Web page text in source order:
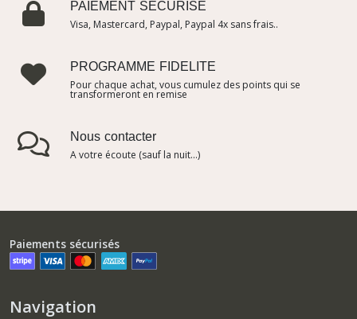
PAIEMENT SÉCURISÉ
Visa, Mastercard, Paypal, Paypal 4x sans frais..
PROGRAMME FIDELITE
Pour chaque achat, vous cumulez des points qui se
transformeront en remise
Nous contacter
A votre écoute (sauf la nuit...)
Paiements sécurisés
Navigation